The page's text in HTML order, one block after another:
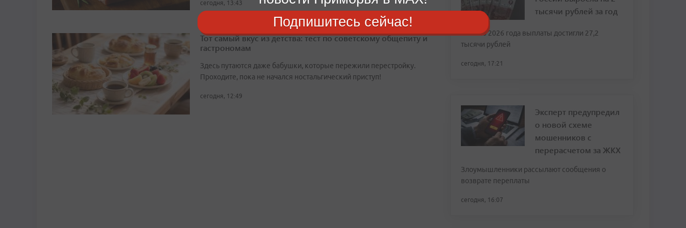
сегодня, 13:43
Тот самый вкус из детства: тест по советскому общепиту и
гастрономам
Здесь путаются даже бабушки, которые пережили перестройку.
Проходите, пока не начался ностальгический приступ!
сегодня, 12:49
тысячи рублей за год
К июлю 2026 года выплаты достигли 27,2
тысячи рублей
сегодня, 17:21
Эксперт предупредил
о новой схеме
мошенников с
перерасчетом за ЖКХ
Злоумышленники рассылают сообщения о
возврате переплаты
сегодня, 16:07
Подпишитесь сейчас!